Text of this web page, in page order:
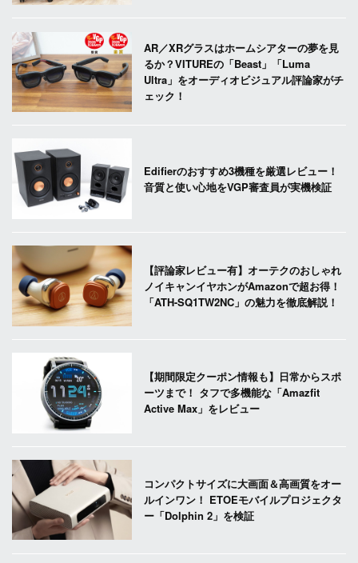
AR／XRグラスはホームシアターの夢を見
るか？VITUREの「Beast」「Luma
Ultra」をオーディオビジュアル評論家がチ
ェック！
Edifierのおすすめ3機種を厳選レビュー！
音質と使い心地をVGP審査員が実機検証
【評論家レビュー有】オーテクのおしゃれ
ノイキャンイヤホンがAmazonで超お得！
「ATH-SQ1TW2NC」の魅力を徹底解説！
【期間限定クーポン情報も】日常からスポ
ーツまで！ タフで多機能な「Amazfit
Active Max」をレビュー
コンパクトサイズに大画面＆高画質をオー
ルインワン！ ETOEモバイルプロジェクタ
ー「Dolphin 2」を検証